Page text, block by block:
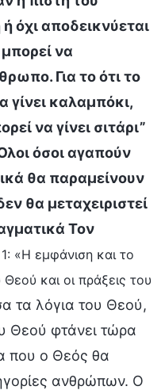
όχι αποδεικνύεται
να
Για το ότι το
γίνει καλαμπόκι,
να γίνει σιτάρι”
όσοι αγαπούν
θα παραμείνουν
θα μεταχειριστεί
Τον
«Η εμφάνιση και το
και οι πράξεις του
τα λόγια του Θεού,
Θεού φτάνει τώρα
που ο Θεός θα
ανθρώπων. Ο